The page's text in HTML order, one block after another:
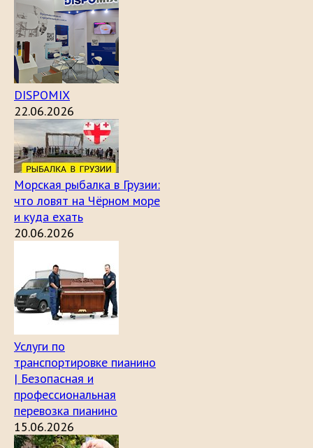
DISPOMIX
22.06.2026
Морская рыбалка в Грузии:
что ловят на Чёрном море
и куда ехать
20.06.2026
Услуги по
транспортировке пианино
| Безопасная и
профессиональная
перевозка пианино
15.06.2026